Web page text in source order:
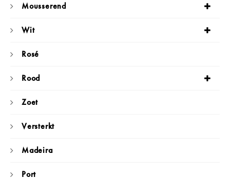
Mousserend
Wit
Rosé
Rood
Zoet
Versterkt
Madeira
Port